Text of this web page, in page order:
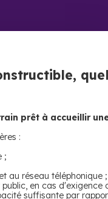
prêt à accueillir
:
;
au réseau téléphonique ;
en cas d'exigence
suffisante par